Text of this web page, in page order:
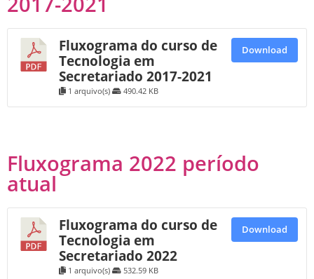
Fluxograma do curso de
Tecnologia em
Secretariado 2017-2021
1 arquivo(s) 490.42 KB
Download
Fluxograma 2022 período
atual
Fluxograma do curso de
Tecnologia em
Secretariado 2022
1 arquivo(s) 532.59 KB
Download